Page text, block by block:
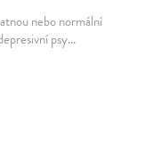
nebo normální
psy...